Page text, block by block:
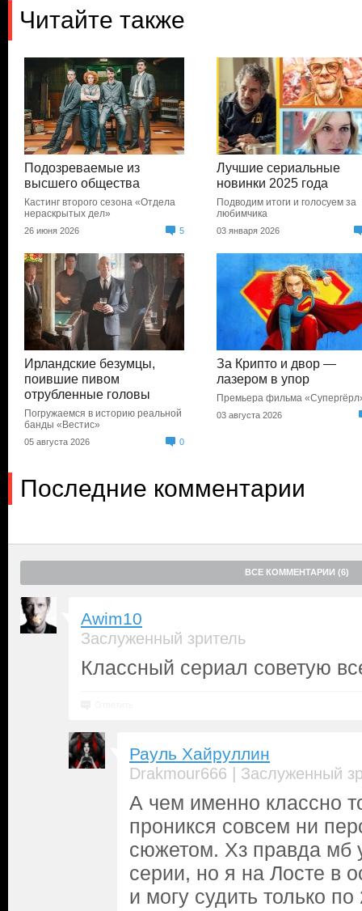
Читайте также
Подозреваемые из
высшего общества
Кастинг второго сезона «Отдела
нераскрытых дел»
26 июня 2026 5
Лучшие сериальные
новинки 2025 года
Подводим итоги и голосуем за
любимчика
03 января 2026
Ирландские безумцы,
поившие пивом
отрубленные головы
Погружаемся в историю реальной
банды «Вестис»
05 августа 2026 0
За Крипто и двор —
лазером в упор
Премьера фильма
03 августа 2026
Последние комментарии
ВСЕ КОММЕНТАРИИ (6)
Awim10
Заслуженный зритель
Классный сериал советую
Рауль Хайруллин
Drakmour666 | Заслуженный
А чем именно классно
проникся совсем ни
сюжетом. Хз правда мб
серии, но я на Лосте в
и могу судить только